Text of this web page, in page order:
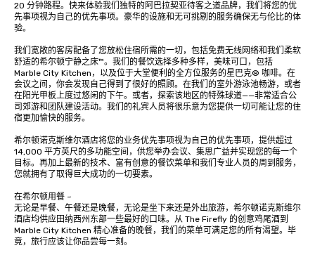
20 分钟路程。快来体验我们独特的阿巴拉契亚待客之道品牌，我们将您的优
先事项视为自己的优先事项。豪华的设施和无可挑剔的服务确保无与伦比的体
验。
我们宽敞的客房配备了您放松住宿所需的一切，包括免费无线网络和我们柔软
舒适的希尔顿宁静之床™。我们的餐饮选择多种多样，美味可口，包括
Marble City Kitchen，以及位于大堂便利的全方位服务的星巴克® 咖啡。在
会议之间，你会发现自己得到了很好的照顾。在我们的室外游泳池畅游，或者
在阳光甲板上度过悠闲的下午。或者，探索该地区的特殊球道——非常适合公
司郊游和团队建设活动。我们的礼宾人员将很乐意为您提供一切可能让您的住
宿更加愉快的服务。
希尔顿诺克斯维尔酒店将您的业务优先事项视为自己的优先事项，提供超过
14,000 平方英尺的多功能空间，供您举办会议、集思广益并实现您的每一个
目标。再加上最新的技术、富有创意的餐饮菜单和我们专业人员的周到服务，
您就拥有了取得巨大成功的一切要素。
在希尔顿用餐 ~
无论是早餐、午餐还是晚餐，无论是坐下来还是外出旅游，希尔顿诺克斯维尔
酒店均供应田纳西州东部一些最好的口味。从 The Firefly 的创意鸡尾酒到
Marble City Kitchen 精心准备的晚餐，我们的菜单可满足您的所有渴望。毕
竟，旅行应该让你品尝每一刻。